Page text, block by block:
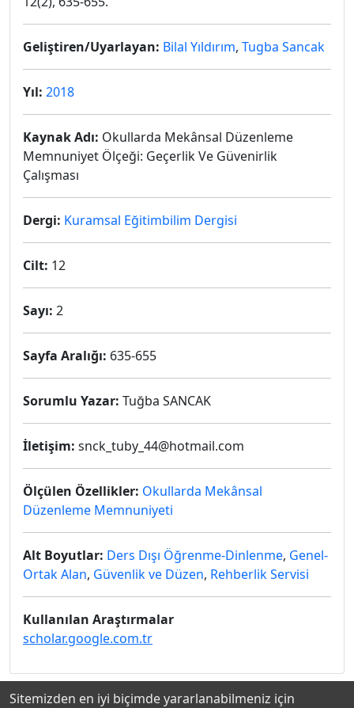
Geliştiren/Uyarlayan: Bilal Yıldırım, Tugba Sancak
Yıl: 2018
Kaynak Adı: Okullarda Mekânsal Düzenleme
Memnuniyet Ölçeği: Geçerlik Ve Güvenirlik
Çalışması
Dergi: Kuramsal Eğitimbilim Dergisi
Cilt: 12
Sayı: 2
Sayfa Aralığı: 635-655
Sorumlu Yazar: Tuğba SANCAK
İletişim: snck_tuby_44@hotmail.com
Ölçülen Özellikler: Okullarda Mekânsal
Düzenleme Memnuniyeti
Alt Boyutlar: Ders Dışı Öğrenme-Dinlenme, Genel-
Ortak Alan, Güvenlik ve Düzen, Rehberlik Servisi
Kullanılan Araştırmalar
scholar.google.com.tr
Sitemizden en iyi biçimde yararlanabilmeniz için